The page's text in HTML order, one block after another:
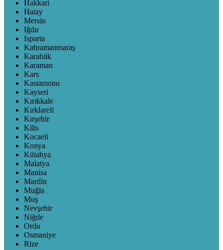
Hakkari
Hatay
Mersin
Iğdır
Isparta
Kahramanmaraş
Karabük
Karaman
Kars
Kastamonu
Kayseri
Kırıkkale
Kırklareli
Kırşehir
Kilis
Kocaeli
Konya
Kütahya
Malatya
Manisa
Mardin
Muğla
Muş
Nevşehir
Niğde
Ordu
Osmaniye
Rize